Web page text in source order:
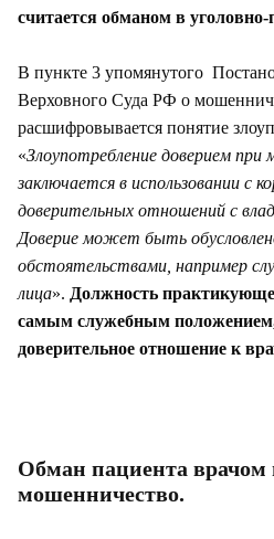
считается обманом в
В пункте 3 упомянутого
Верховного Суда РФ о
расшифровывается понятие
«Злоупотребление доверием при
заключается в использовании с
доверительных отношений с
Доверие может быть
обстоятельствами, например
лица». Должность
самым служебным положением,
доверительное отношение к
Обман пациента врачом
мошенничество.